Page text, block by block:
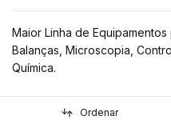
Maior Linha de
Balanças, Microscopia,
Química.
Ordenar